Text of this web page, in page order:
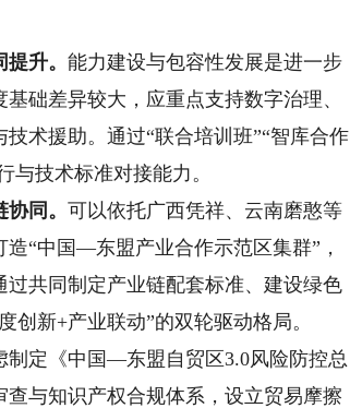
提升。能力建设与包容性发展是进一步
础差异较大，应重点支持数字治理、
术援助。通过“联合培训班”“智库合作
与技术标准对接能力。
协同。可以依托广西凭祥、云南磨憨等
“中国—东盟产业合作示范区集群”，
共同制定产业链配套标准、建设绿色
新+产业联动”的双轮驱动格局。
制定《中国—东盟自贸区3.0风险防控总
与知识产权合规体系，设立贸易摩擦